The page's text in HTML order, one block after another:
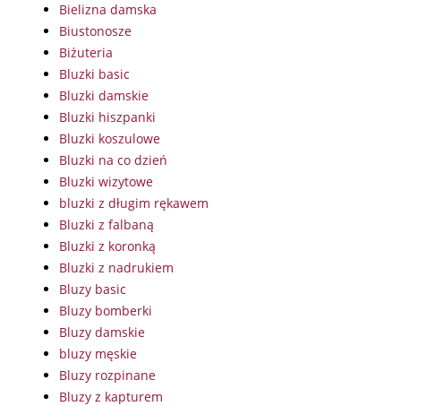
Bielizna damska
Biustonosze
Biżuteria
Bluzki basic
Bluzki damskie
Bluzki hiszpanki
Bluzki koszulowe
Bluzki na co dzień
Bluzki wizytowe
bluzki z długim rękawem
Bluzki z falbaną
Bluzki z koronką
Bluzki z nadrukiem
Bluzy basic
Bluzy bomberki
Bluzy damskie
bluzy męskie
Bluzy rozpinane
Bluzy z kapturem